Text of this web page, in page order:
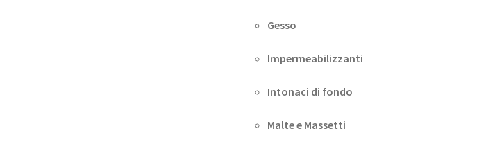
Gesso
Impermeabilizzanti
Intonaci di fondo
Malte e Massetti